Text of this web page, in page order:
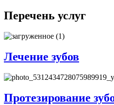
Перечень услуг
Лечение зубов
Протезирование